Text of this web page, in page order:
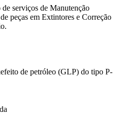
serviços de Manutenção
peças em Extintores e Correção
de petróleo (GLP) do tipo P-